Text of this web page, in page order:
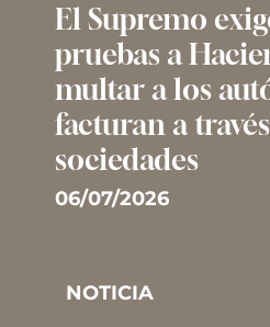
El Supremo
pruebas a
multar a los
facturan a
sociedades
06/07/2026
NOTICIA